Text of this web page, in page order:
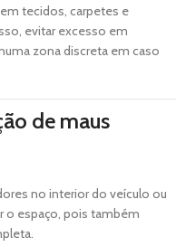
tecidos, carpetes e
evitar excesso em
zona discreta em caso
de maus
no interior do veículo ou
o espaço, pois também